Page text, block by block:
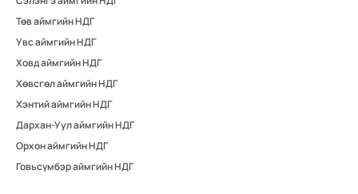
Төв аймгийн НДГ
Увс аймгийн НДГ
Ховд аймгийн НДГ
Хөвсгөл аймгийн НДГ
Хэнтий аймгийн НДГ
Дархан-Уул аймгийн НДГ
Орхон аймгийн НДГ
Говьсүмбэр аймгийн НДГ